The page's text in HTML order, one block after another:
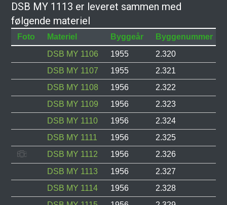
DSB MY 1113 er leveret sammen med
følgende materiel
Foto Materiel Byggeår Byggenummer
DSB MY 1106
1955 2.320
DSB MY 1107
1955 2.321
DSB MY 1108
1956 2.322
DSB MY 1109
1956 2.323
DSB MY 1110
1956 2.324
DSB MY 1111
1956 2.325
DSB MY 1112
1956 2.326
DSB MY 1113
1956 2.327
DSB MY 1114
1956 2.328